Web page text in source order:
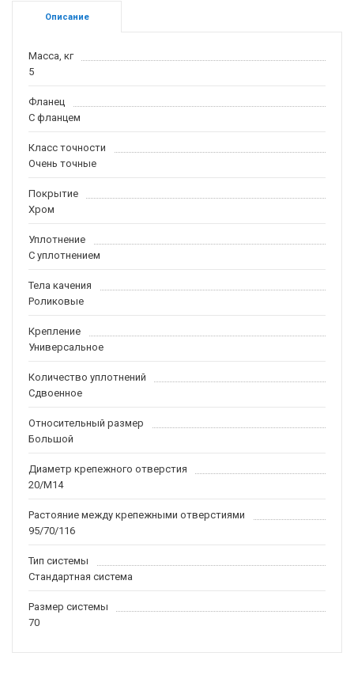
Описание
Масса, кг
5
Фланец
С фланцем
Класс точности
Очень точные
Покрытие
Хром
Уплотнение
С уплотнением
Тела качения
Роликовые
Крепление
Универсальное
Количество уплотнений
Сдвоенное
Относительный размер
Большой
Диаметр крепежного отверстия
20/M14
Растояние между крепежными отверстиями
95/70/116
Тип системы
Стандартная система
Размер системы
70